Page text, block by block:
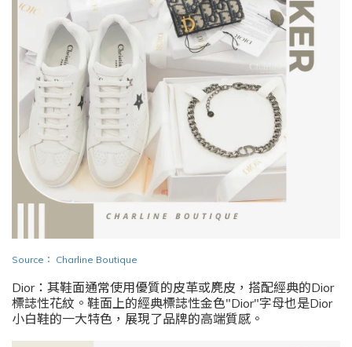
Source ： Charline Boutique
Dior：其鞋面通常使用優質的皮革或麂皮，搭配經典的Dior
標誌性花紋。鞋面上的經典標誌性金色"Dior"字母也是Dior
小白鞋的一大特色，展現了品牌的高端質感。